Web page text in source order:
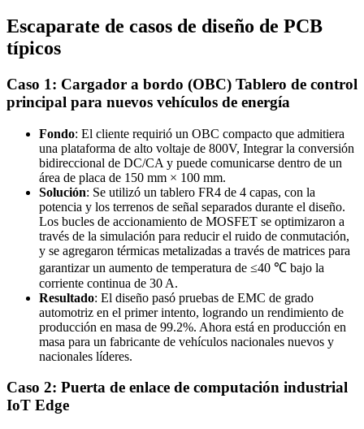
Escaparate de casos de diseño de PCB
típicos
Caso 1: Cargador a bordo (OBC) Tablero de control
principal para nuevos vehículos de energía
Fondo: El cliente requirió un OBC compacto que admitiera
una plataforma de alto voltaje de 800V, Integrar la conversión
bidireccional de DC/CA y puede comunicarse dentro de un
área de placa de 150 mm × 100 mm.
Solución: Se utilizó un tablero FR4 de 4 capas, con la
potencia y los terrenos de señal separados durante el diseño.
Los bucles de accionamiento de MOSFET se optimizaron a
través de la simulación para reducir el ruido de conmutación,
y se agregaron térmicas metalizadas a través de matrices para
garantizar un aumento de temperatura de ≤40 ℃ bajo la
corriente continua de 30 A.
Resultado: El diseño pasó pruebas de EMC de grado
automotriz en el primer intento, logrando un rendimiento de
producción en masa de 99.2%. Ahora está en producción en
masa para un fabricante de vehículos nacionales nuevos y
nacionales líderes.
Caso 2: Puerta de enlace de computación industrial
IoT Edge